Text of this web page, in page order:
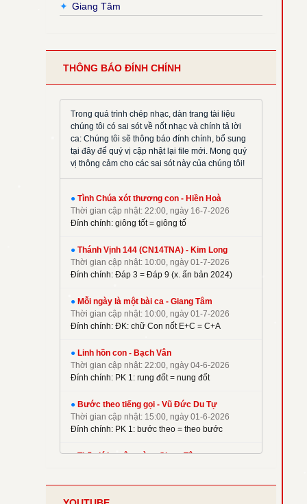
✦ Giang Tâm
Hiền Hoà
Hoàng Phương
Hồng Trần
Huy Hoàng
Khắc Đỗ
Kim Long
La Thập Tự
M. Tigon
Mai Nguyên Vũ
Mi Trầm
Ngọc Cẩn
Nguyên Dũng
Nguyên Hữu
Nguyễn Duy
Nguyễn Hèn Mọn
P. Kim
✦ Phạm Đình Nhu
✦ Phạm Liên Hùng
THÔNG BÁO ĐÍNH CHÍNH
Trong quá trình chép nhạc, dàn trang tài liệu
chúng tôi có sai sót về nốt nhạc và chính tả lời
ca: Chúng tôi sẽ thông báo đính chính, bổ sung
tại đây để quý vị cập nhật lại file mới. Mong quý
vị thông cảm cho các sai sót này của chúng tôi!
● Tình Chúa xót thương con - Hiền Hoà
Thời gian cập nhật: 22:00, ngày 16-7-2026
Đính chính: giông tốt = giông tố
● Thánh Vịnh 144 (CN14TNA) - Kim Long
Thời gian cập nhật: 10:00, ngày 01-7-2026
Đính chính: Đáp 3 = Đáp 9 (x. ấn bản 2024)
● Mỗi ngày là một bài ca - Giang Tâm
Thời gian cập nhật: 10:00, ngày 01-7-2026
Đính chính: ĐK: chữ Con nốt E+C = C+A
● Linh hồn con - Bạch Vân
Thời gian cập nhật: 22:00, ngày 04-6-2026
Đính chính: PK 1: rung đốt = nung đốt
● Bước theo tiếng gọi - Vũ Đức Du Tự
Thời gian cập nhật: 15:00, ngày 01-6-2026
Đính chính: PK 1: bước theo = theo bước
●Thế giới muôn màu - Giang Tâm